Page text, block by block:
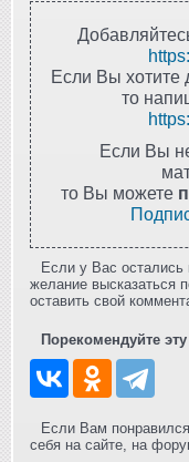
Если Вы хотите
то
Если Вы
то Вы можете
Если у Вас остались
желание высказаться
оставить свой
Порекомендуйте
Если Вам
себя на сайте, на